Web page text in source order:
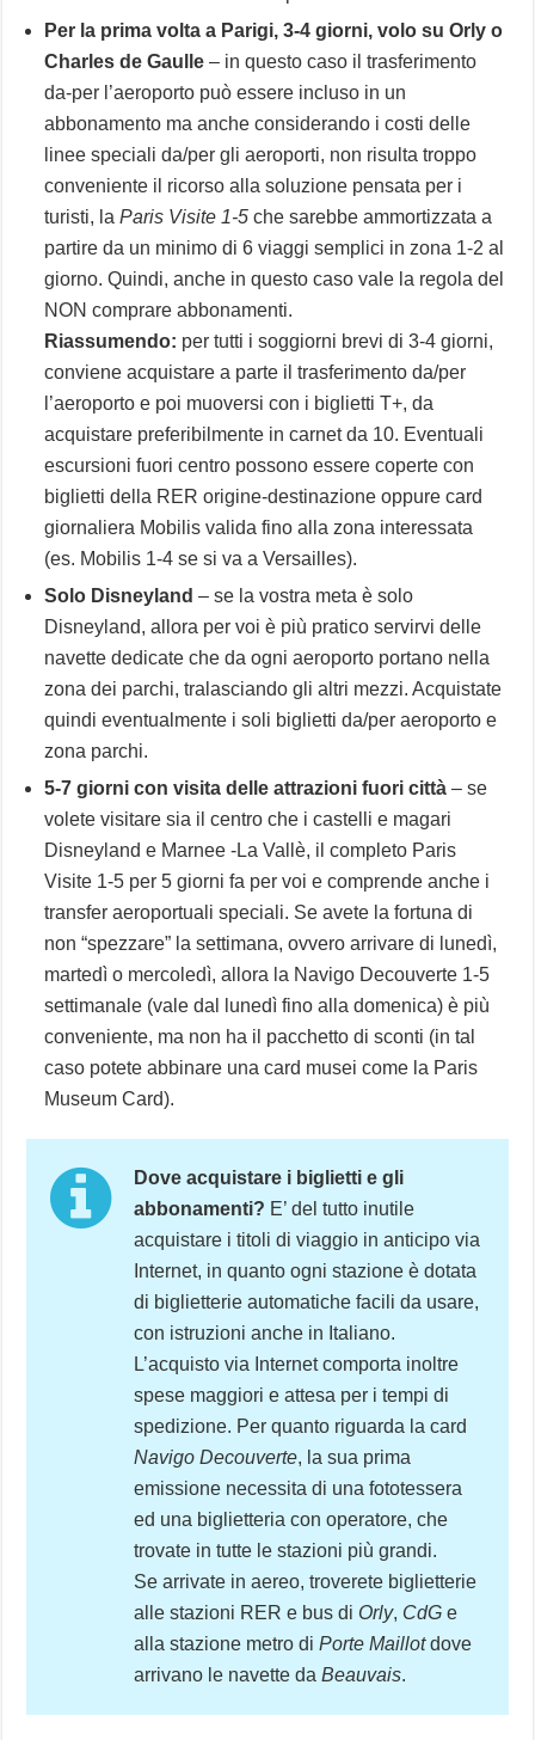
Per la prima volta a Parigi, 3-4 giorni, volo su Orly o
Charles de Gaulle – in questo caso il trasferimento
da-per l’aeroporto può essere incluso in un
abbonamento ma anche considerando i costi delle
linee speciali da/per gli aeroporti, non risulta troppo
conveniente il ricorso alla soluzione pensata per i
turisti, laParis Visite 1-5 che sarebbe ammortizzata a
partire da un minimo di 6 viaggi semplici in zona 1-2 al
giorno. Quindi, anche in questo caso vale la regola del
NON comprare abbonamenti.
Riassumendo: per tutti i soggiorni brevi di 3-4 giorni,
conviene acquistare a parte il trasferimento da/per
l’aeroporto e poi muoversi con i biglietti T+, da
acquistare preferibilmente in carnet da 10. Eventuali
escursioni fuori centro possono essere coperte con
biglietti della RER origine-destinazione oppure card
giornaliera Mobilis valida fino alla zona interessata
(es. Mobilis 1-4 se si va a Versailles).
Solo Disneyland – se la vostra meta è solo
Disneyland, allora per voi è più pratico servirvi delle
navette dedicate che da ogni aeroporto portano nella
zona dei parchi, tralasciando gli altri mezzi. Acquistate
quindi eventualmente i soli biglietti da/per aeroporto e
zona parchi.
5-7 giorni con visita delle attrazioni fuori città – se
volete visitare sia il centro che i castelli e magari
Disneyland e Marnee -La Vallè, il completo Paris
Visite 1-5 per 5 giorni fa per voi e comprende anche i
transfer aeroportuali speciali. Se avete la fortuna di
non “spezzare” la settimana, ovvero arrivare di lunedì,
martedì o mercoledì, allora la Navigo Decouverte 1-5
settimanale (vale dal lunedì fino alla domenica) è più
conveniente, ma non ha il pacchetto di sconti (in tal
caso potete abbinare una card musei come la Paris
Museum Card).
Dove acquistare i biglietti e gli
abbonamenti? E’ del tutto inutile
acquistare i titoli di viaggio in anticipo via
Internet, in quanto ogni stazione è dotata
di biglietterie automatiche facili da usare,
con istruzioni anche in Italiano.
L’acquisto via Internet comporta inoltre
spese maggiori e attesa per i tempi di
spedizione. Per quanto riguarda la card
Navigo Decouverte, la sua prima
emissione necessita di una fototessera
ed una biglietteria con operatore, che
trovate in tutte le stazioni più grandi.
Se arrivate in aereo, troverete biglietterie
alle stazioni RER e bus di Orly, CdG e
alla stazione metro diPorte Maillotdove
arrivano le navette daBeauvais.